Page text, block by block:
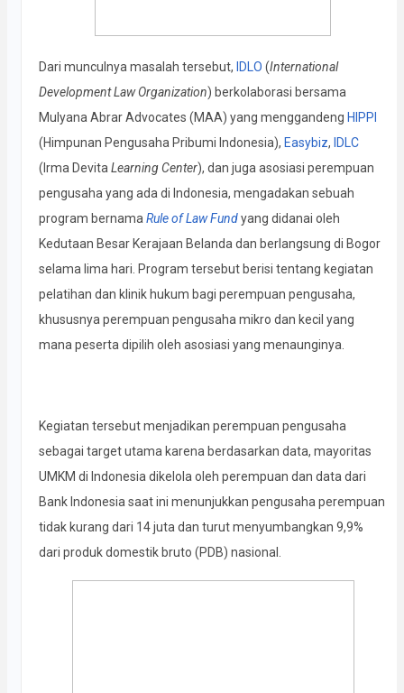
Dari munculnya masalah tersebut, IDLO (International
Development Law Organization) berkolaborasi bersama
Mulyana Abrar Advocates (MAA) yang menggandeng HIPPI
(Himpunan Pengusaha Pribumi Indonesia), Easybiz, IDLC
(Irma Devita Learning Center), dan juga asosiasi perempuan
pengusaha yang ada di Indonesia, mengadakan sebuah
program bernama Rule of Law Fundyang didanai oleh
Kedutaan Besar Kerajaan Belanda dan berlangsung di Bogor
selama lima hari. Program tersebut berisi tentang kegiatan
pelatihan dan klinik hukum bagi perempuan pengusaha,
khususnya perempuan pengusaha mikro dan kecil yang
mana peserta dipilih oleh asosiasi yang menaunginya.
Kegiatan tersebut menjadikan perempuan pengusaha
sebagai target utama karena berdasarkan data, mayoritas
UMKM di Indonesia dikelola oleh perempuan dan data dari
Bank Indonesia saat ini menunjukkan pengusaha perempuan
tidak kurang dari 14 juta dan turut menyumbangkan 9,9%
dari produk domestik bruto (PDB) nasional.